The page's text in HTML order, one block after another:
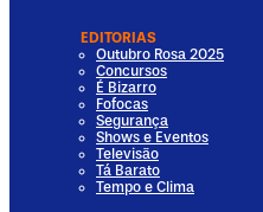
EDITORIAS
Outubro Rosa 2025
Concursos
É Bizarro
Fofocas
Segurança
Shows e Eventos
Televisão
Tá Barato
Tempo e Clima